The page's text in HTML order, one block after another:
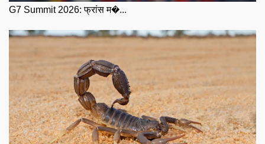
G7 Summit 2026: फ्रांस म�...